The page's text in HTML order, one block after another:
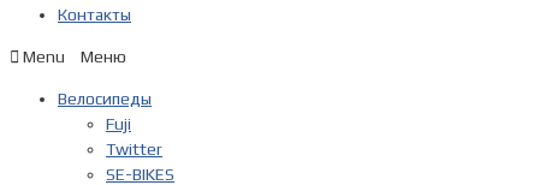
Контакты
Menu
Велосипеды
Fuji
Twitter
SE-BIKES